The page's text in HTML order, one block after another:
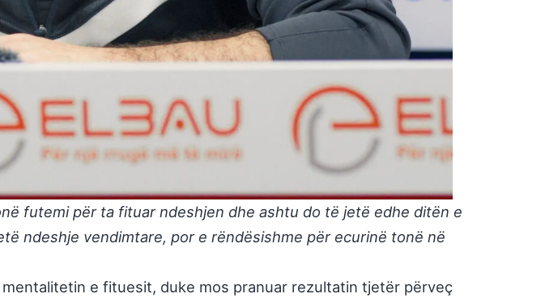
futemi për ta fituar ndeshjen dhe ashtu do të jetë edhe ditën e
ndeshje vendimtare, por e rëndësishme për ecurinë tonë në
e fituesit, duke mos pranuar rezultatin tjetër përveç